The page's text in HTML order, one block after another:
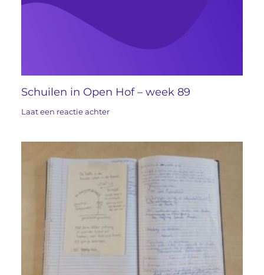
Schuilen in Open Hof – week 89
Laat een reactie achter